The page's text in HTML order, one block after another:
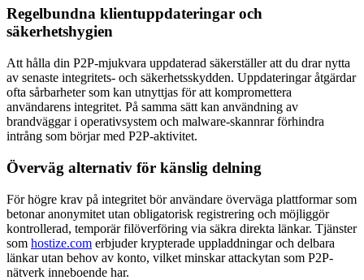
Regelbundna klientuppdateringar och
säkerhetshygien
Att hålla din P2P-mjukvara uppdaterad säkerställer att du drar nytta
av senaste integritets- och säkerhetsskydden. Uppdateringar åtgärdar
ofta sårbarheter som kan utnyttjas för att kompromettera
användarens integritet. På samma sätt kan användning av
brandväggar i operativsystem och malware-skannrar förhindra
intrång som börjar med P2P-aktivitet.
Överväg alternativ för känslig delning
För högre krav på integritet bör användare överväga plattformar som
betonar anonymitet utan obligatorisk registrering och möjliggör
kontrollerad, temporär filöverföring via säkra direkta länkar. Tjänster
som hostize.com erbjuder krypterade uppladdningar och delbara
länkar utan behov av konto, vilket minskar attackytan som P2P-
nätverk inneboende har.